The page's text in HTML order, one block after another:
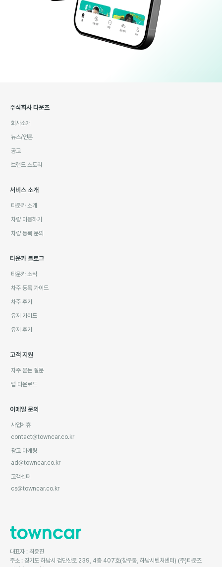
주식회사 타운즈
회사소개
뉴스/언론
공고
브랜드 스토리
서비스 소개
타운카 소개
차량 이용하기
차량 등록 문의
타운카 블로그
타운카 소식
차주 등록 가이드
차주 후기
유저 가이드
유저 후기
고객 지원
자주 묻는 질문
앱 다운로드
이메일 문의
사업제휴
contact@towncar.co.kr
광고 마케팅
ad@towncar.co.kr
고객센터
cs@towncar.co.kr
대표자 : 최윤진
주소 : 경기도 하남시 검단산로 239, 4층 407호(창우동, 하남시벤처센터) (주)타운즈